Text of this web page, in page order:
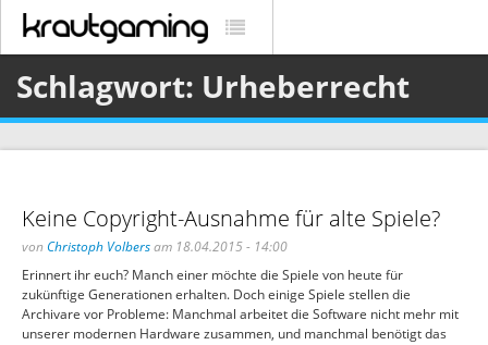
Schlagwort: Urheberrecht
Keine Copyright-Ausnahme für alte Spiele?
von Christoph Volbersam 18.04.2015 - 14:00
Erinnert ihr euch? Manch einer möchte die Spiele von heute für
zukünftige Generationen erhalten. Doch einige Spiele stellen die
Archivare vor Probleme: Manchmal arbeitet die Software nicht mehr mit
unserer modernen Hardware zusammen, und manchmal benötigt das